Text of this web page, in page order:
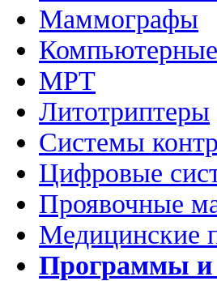
Маммографы
МРТ
Литотриптеры
Системы
Цифровые
Проявочные
Медицинские
Программы и